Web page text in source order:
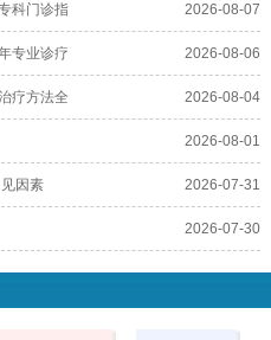
科门诊指 2026-08-07
专业诊疗 2026-08-06
疗方法全 2026-08-04
2026-08-01
因素 2026-07-31
2026-07-30